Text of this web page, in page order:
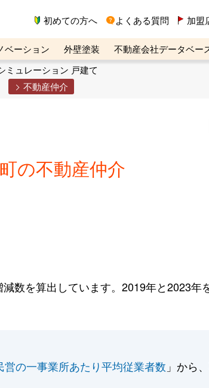
初めての方へ よくある質問 加盟
ベーション 外壁塗装
不動産会社データベー
動産売却ご相談デスク
ミュレーション 戸建て
不動産仲介
の不動産仲介
数を算出しています。2019年と2023年
営の一事業所あたり平均従業者数 」から